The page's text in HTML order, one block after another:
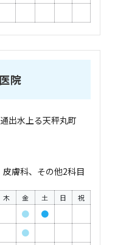
院
出水上る天秤丸町
膚科、その他2科目
木 金 土 日 祝
●
●
●